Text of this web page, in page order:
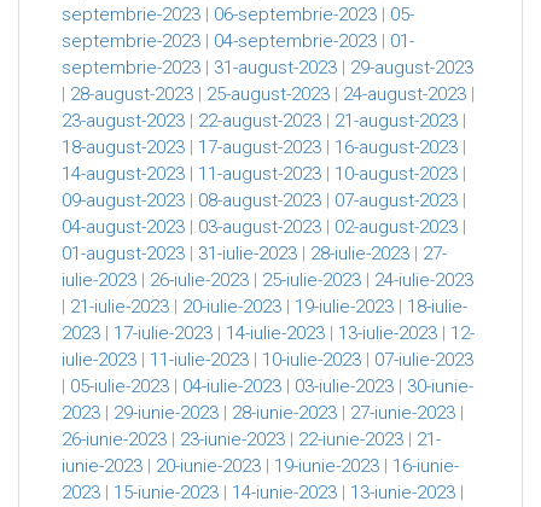
septembrie-2023 | 06-septembrie-2023 | 05-
septembrie-2023 | 04-septembrie-2023 | 01-
septembrie-2023 | 31-august-2023 | 29-august-2023
| 28-august-2023 | 25-august-2023 | 24-august-2023 |
23-august-2023 | 22-august-2023 | 21-august-2023 |
18-august-2023 | 17-august-2023 | 16-august-2023 |
14-august-2023 | 11-august-2023 | 10-august-2023 |
09-august-2023 | 08-august-2023 | 07-august-2023 |
04-august-2023 | 03-august-2023 | 02-august-2023 |
01-august-2023 | 31-iulie-2023 | 28-iulie-2023 | 27-
iulie-2023 | 26-iulie-2023 | 25-iulie-2023 | 24-iulie-2023
| 21-iulie-2023 | 20-iulie-2023 | 19-iulie-2023 | 18-iulie-
2023 | 17-iulie-2023 | 14-iulie-2023 | 13-iulie-2023 | 12-
iulie-2023 | 11-iulie-2023 | 10-iulie-2023 | 07-iulie-2023
| 05-iulie-2023 | 04-iulie-2023 | 03-iulie-2023 | 30-iunie-
2023 | 29-iunie-2023 | 28-iunie-2023 | 27-iunie-2023 |
26-iunie-2023 | 23-iunie-2023 | 22-iunie-2023 | 21-
iunie-2023 | 20-iunie-2023 | 19-iunie-2023 | 16-iunie-
2023 | 15-iunie-2023 | 14-iunie-2023 | 13-iunie-2023 |